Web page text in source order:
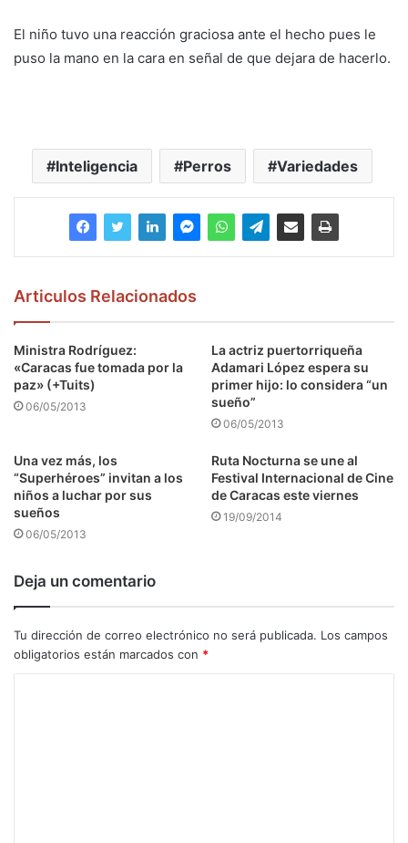
El niño tuvo una reacción graciosa ante el hecho pues le
puso la mano en la cara en señal de que dejara de hacerlo.
Inteligencia Perros Variedades
Articulos Relacionados
Ministra Rodríguez:
«Caracas fue tomada por la
paz» (+Tuits)
06/05/2013
La actriz puertorriqueña
Adamari López espera su
primer hijo: lo considera “un
sueño”
06/05/2013
Una vez más, los
“Superhéroes” invitan a los
niños a luchar por sus
sueños
06/05/2013
Ruta Nocturna se une al
Festival Internacional de Cine
de Caracas este viernes
19/09/2014
Deja un comentario
Tu dirección de correo electrónico no será publicada. Los campos
obligatorios están marcados con *